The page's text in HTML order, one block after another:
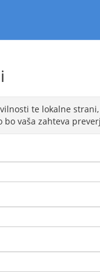
te lokalne
bo vaša zahteva